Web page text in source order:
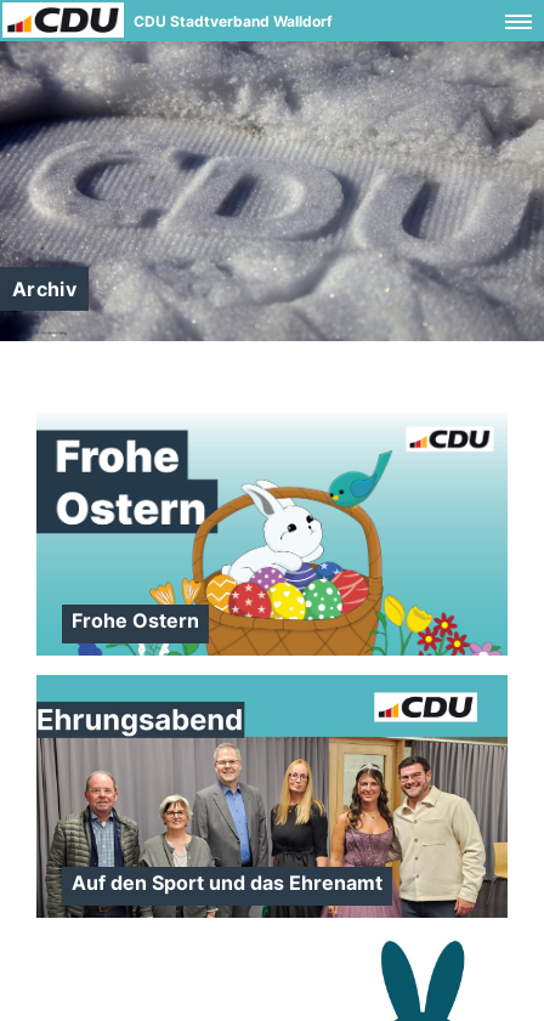
CDU Stadtverband Walldorf
Archiv
Frohe Ostern
Auf den Sport und das Ehrenamt